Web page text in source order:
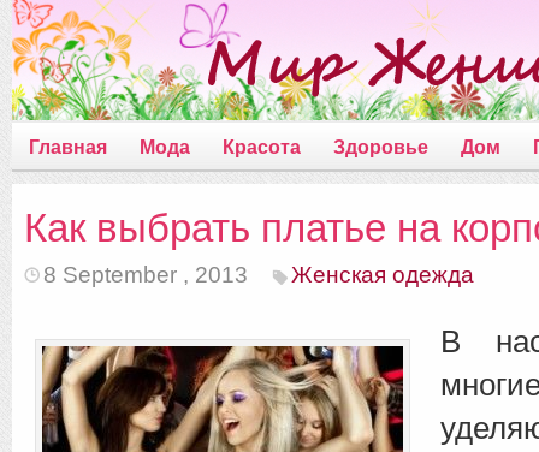
Главная Мода Красота Здоровье Дом
Как выбрать платье на
8 September , 2013 Женская одежда
В